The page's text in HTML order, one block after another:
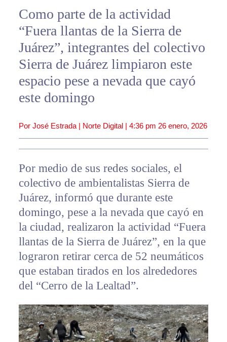
Como parte de la actividad
“Fuera llantas de la Sierra de
Juárez”, integrantes del colectivo
Sierra de Juárez limpiaron este
espacio pese a nevada que cayó
este domingo
Por José Estrada | Norte Digital | 4:36 pm 26 enero, 2026
Por medio de sus redes sociales, el
colectivo de ambientalistas Sierra de
Juárez, informó que durante este
domingo, pese a la nevada que cayó en
la ciudad, realizaron la actividad “Fuera
llantas de la Sierra de Juárez”, en la que
lograron retirar cerca de 52 neumáticos
que estaban tirados en los alrededores
del “Cerro de la Lealtad”.